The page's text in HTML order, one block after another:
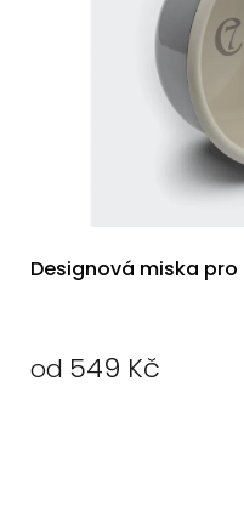
Designová miska pro
od 549 Kč